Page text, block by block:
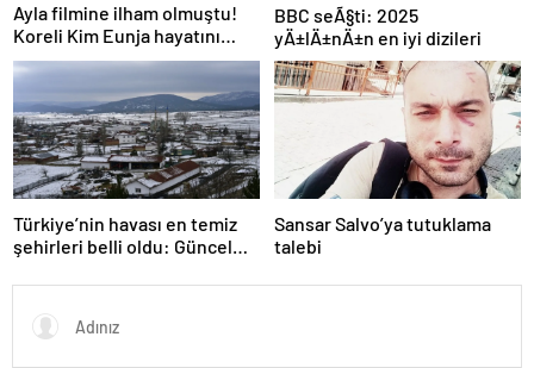
Ayla filmine ilham olmuştu!
Koreli Kim Eunja hayatını
kaybetti
BBC seÃ§ti: 2025
yÄ±lÄ±nÄ±n en iyi dizileri
Türkiye’nin havası en temiz
şehirleri belli oldu: Güncel
herkesi şaşırtıyor…
Sansar Salvo’ya tutuklama
talebi